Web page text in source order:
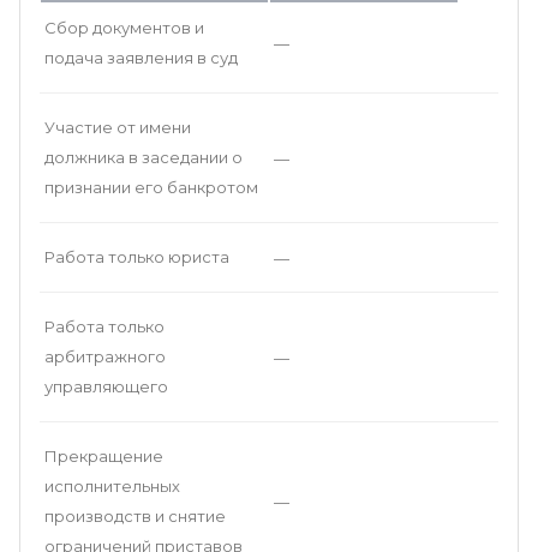
Сбор документов и
подача заявления в суд
—
Участие от имени
должника в заседании о
признании его банкротом
—
Работа только юриста —
Работа только
арбитражного
управляющего
—
Прекращение
исполнительных
производств и снятие
ограничений приставов
—